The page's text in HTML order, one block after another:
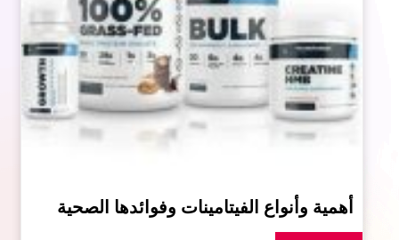
أهمية وأنواع الفيتامينات وفوائدها الصحية